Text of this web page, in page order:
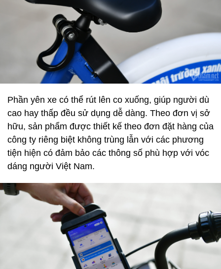
Phần yên xe có thể rút lên co xuống, giúp người dù
cao hay thấp đều sử dụng dễ dàng. Theo đơn vị sở
hữu, sản phẩm được thiết kế theo đơn đặt hàng của
công ty riêng biệt không trùng lẫn với các phương
tiện hiện có đảm bảo các thông số phù hợp với vóc
dáng người Việt Nam.